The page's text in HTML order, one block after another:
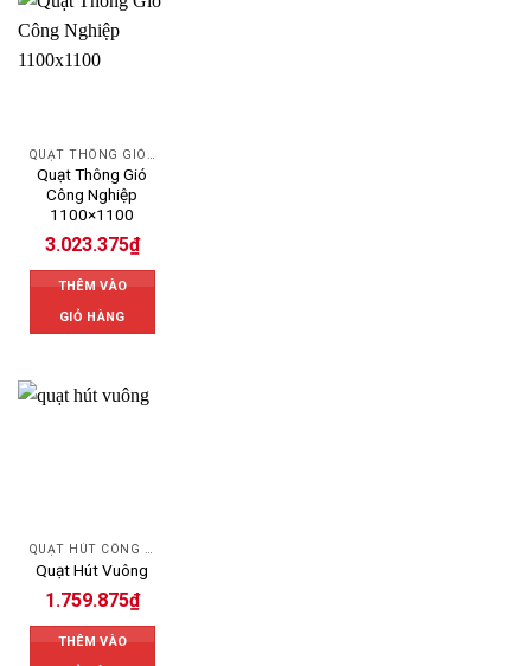
Quạt Thông Gió
Công Nghiệp
1100×1100
3.023.375₫
THÊM VÀO
GIỎ HÀNG
Quạt Hút Vuông
1.759.875₫
THÊM VÀO